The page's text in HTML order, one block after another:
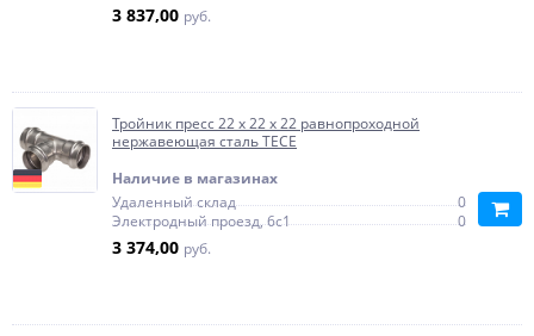
3 837,00 руб.
Тройник пресс 22 х 22 х 22 равнопроходной
нержавеющая сталь TECE
Наличие в магазинах
Удаленный склад
0
Электродный проезд, 6с1
0
3 374,00 руб.